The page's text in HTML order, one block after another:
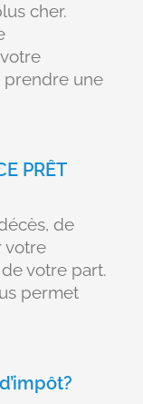
cher.
prendre une
PRÊT
de
votre
votre part.
permet